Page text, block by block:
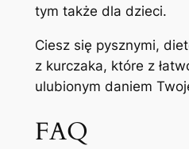
tym także dla dzieci.
Ciesz się pysznymi,
z kurczaka, które z
ulubionym daniem
FAQ